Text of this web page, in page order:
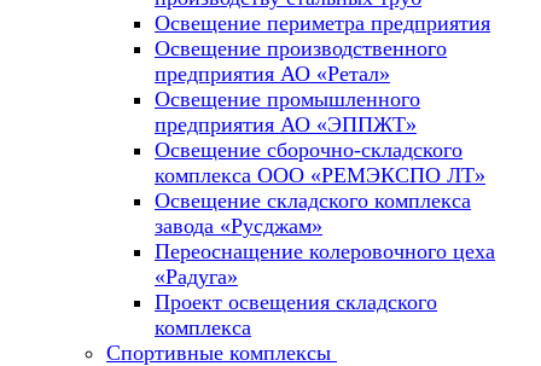
Освещение периметра предприятия
Освещение производственного
предприятия АО «Ретал»
Освещение промышленного
предприятия АО «ЭППЖТ»
Освещение сборочно-складского
комплекса ООО «РЕМЭКСПО ЛТ»
Освещение складского комплекса
завода «Русджам»
Переоснащение колеровочного цеха
«Радуга»
Проект освещения складского
комплекса
Спортивные комплексы